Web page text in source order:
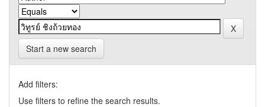
Start a new search
Add filters:
Use filters to refine the search results.